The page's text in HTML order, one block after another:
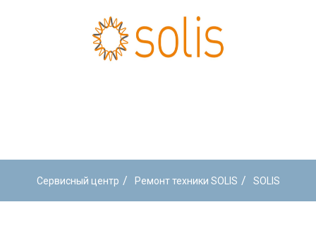
Сервисный центр / Ремонт техники SOLIS / SOLIS